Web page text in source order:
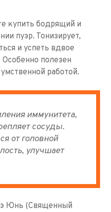
купить бодрящий и
пуэр. Тонизирует,
и успеть вдвое
полезен
работой.
иммунитета,
сосуды.
от головной
улучшает
Юнь (Священный